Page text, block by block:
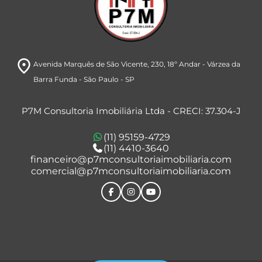
room Avenida Marquês de São Vicente, 230, 18º Andar- Várzea da
Barra Funda - São Paulo - SP
P7M Consultoria Imobiliária Ltda - CRECI: 37.304-J
(11) 95159-4729
(11) 4410-3640
financeiro@p7mconsultoriaimobiliaria.com
comercial@p7mconsultoriaimobiliaria.com